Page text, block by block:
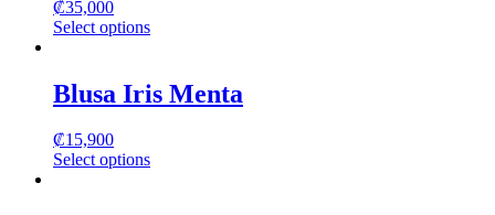
₡35,000
Select options
has
multiple
The
options
Blusa Iris Menta
₡15,900
Select options